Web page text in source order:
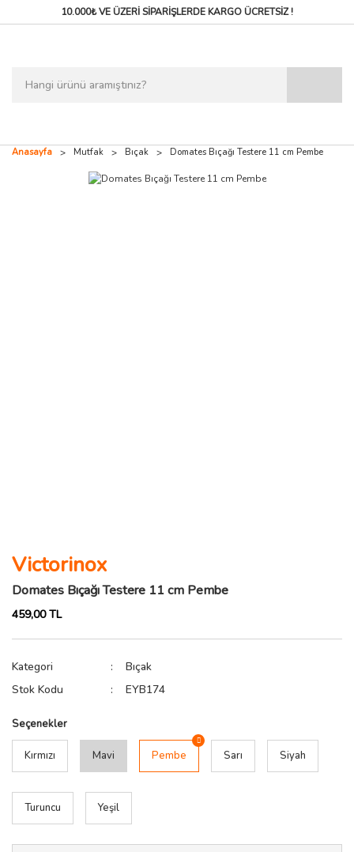
10.000₺ VE ÜZERİ SİPARİŞLERDEKARGO ÜCRETSİZ !
Anasayfa Mutfak Bıçak Domates Bıçağı Testere 11 cm Pembe
Victorinox
Domates Bıçağı Testere 11 cm Pembe
459,00 TL
Kategori
Bıçak
Stok Kodu
EYB174
Seçenekler
Kırmızı Mavi Pembe Sarı Siyah
Turuncu Yeşil